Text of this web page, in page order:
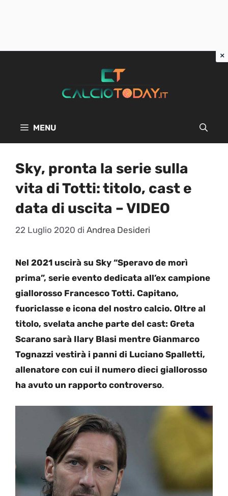
MENU
Sky, pronta la serie sulla
vita di Totti: titolo, cast e
data di uscita – VIDEO
22 Luglio 2020 di Andrea Desideri
Nel 2021 uscirà su Sky “Speravo de morì
prima”, serie evento dedicata all’ex campione
giallorosso Francesco Totti. Capitano,
fuoriclasse e icona del nostro calcio. Oltre al
titolo, svelata anche parte del cast: Greta
Scarano sarà Ilary Blasi mentre Gianmarco
Tognazzi vestirà i panni di Luciano Spalletti,
allenatore con cui il numero dieci giallorosso
ha avuto un rapporto controverso.